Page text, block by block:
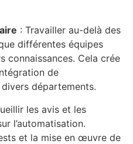
: Travailler au-delà des
différentes équipes
connaissances. Cela crée
de
départements.
les avis et les
l’automatisation.
et la mise en œuvre de